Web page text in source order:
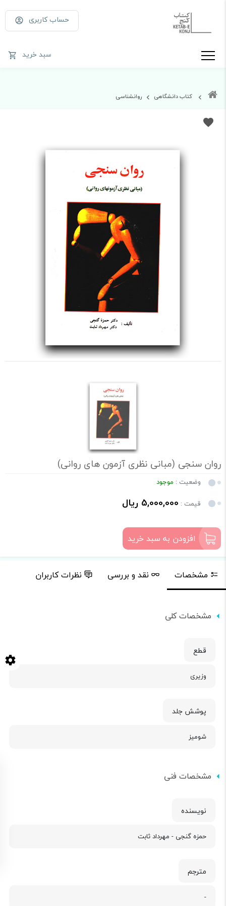
حساب کاربری
سبد خرید
کتاب دانشگاهی روانشناسی
روان سنجی (مبانی نظری آزمون های روانی)
وضعیت : موجود
قیمت : 5,000,000 ریال
افزودن به سبد خرید
مشخصات نقد و بررسی نظرات کاربران
مشخصات کلی
قطع
وزیری
پوشش جلد
شومیز
مشخصات فنی
نویسنده
حمزه گنجی - مهرداد ثابت
مترجم
-